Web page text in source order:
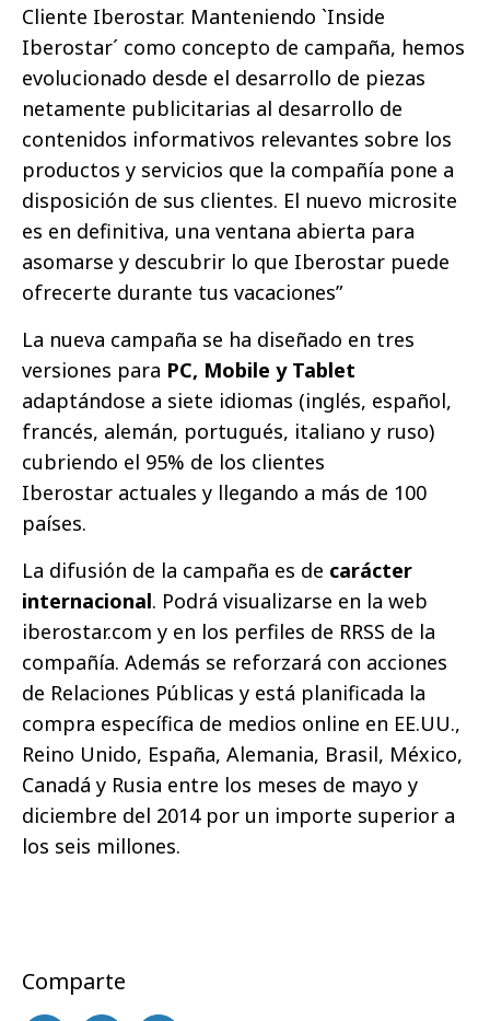
Cliente Iberostar. Manteniendo `Inside
Iberostar´ como concepto de campaña, hemos
evolucionado desde el desarrollo de piezas
netamente publicitarias al desarrollo de
contenidos informativos relevantes sobre los
productos y servicios que la compañía pone a
disposición de sus clientes. El nuevo microsite
es en definitiva, una ventana abierta para
asomarse y descubrir lo que Iberostar puede
ofrecerte durante tus vacaciones”
La nueva campaña se ha diseñado en tres
versiones para PC, Mobile y Tablet
adaptándose a siete idiomas (inglés, español,
francés, alemán, portugués, italiano y ruso)
cubriendo el 95% de los clientes
Iberostar actuales y llegando a más de 100
países.
La difusión de la campaña es de carácter
internacional. Podrá visualizarse en la web
iberostar.com y en los perfiles de RRSS de la
compañía. Además se reforzará con acciones
de Relaciones Públicas y está planificada la
compra específica de medios online en EE.UU.,
Reino Unido, España, Alemania, Brasil, México,
Canadá y Rusia entre los meses de mayo y
diciembre del 2014 por un importe superior a
los seis millones.
Comparte